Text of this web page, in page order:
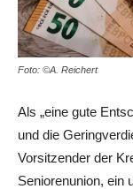
Foto: ©A. Reichert
Als „eine gute
und die
Vorsitzender der
Seniorenunion, ein